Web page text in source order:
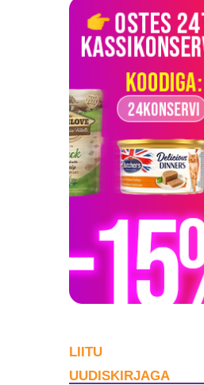
LIITU
UUDISKIRJAGA